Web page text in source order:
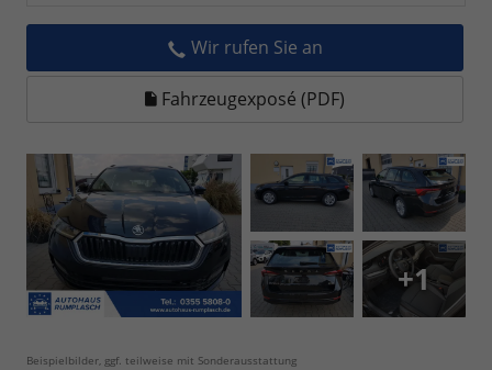
Wir rufen Sie an
Fahrzeugexposé (PDF)
+1
Beispielbilder, ggf. teilweise mit Sonderausstattung